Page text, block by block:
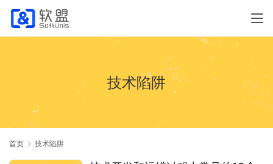
技术陷阱
首页 技术陷阱